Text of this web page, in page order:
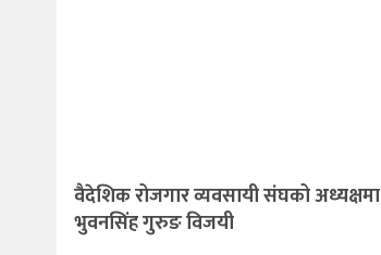
वैदेशिक रोजगार व्यवसायी संघको अध्यक्षमा
भुवनसिंह गुरुङ विजयी